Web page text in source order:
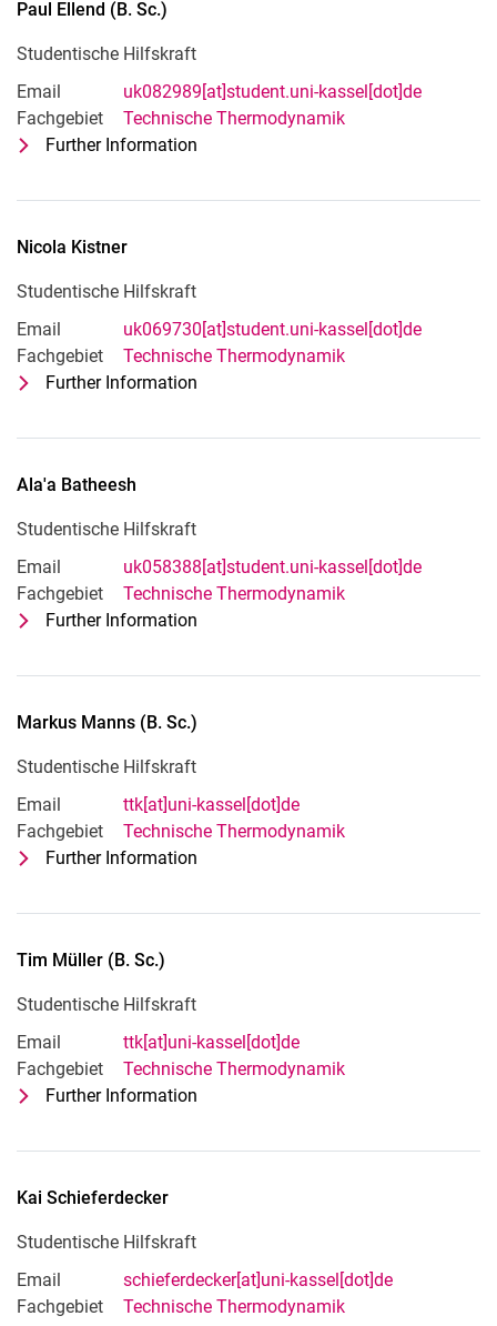
Paul Ellend (B. Sc.)
Studentische Hilfskraft
Email
uk082989[at]student.uni-kassel[dot]de
Fachgebiet
Technische Thermodynamik
Further Information
Nicola Kistner
Studentische Hilfskraft
Email
uk069730[at]student.uni-kassel[dot]de
Fachgebiet
Technische Thermodynamik
Further Information
Ala'a Batheesh
Studentische Hilfskraft
Email
uk058388[at]student.uni-kassel[dot]de
Fachgebiet
Technische Thermodynamik
Further Information
Markus Manns (B. Sc.)
Studentische Hilfskraft
Email
ttk[at]uni-kassel[dot]de
Fachgebiet
Technische Thermodynamik
Further Information
Tim Müller (B. Sc.)
Studentische Hilfskraft
Email
ttk[at]uni-kassel[dot]de
Fachgebiet
Technische Thermodynamik
Further Information
Kai Schieferdecker
Studentische Hilfskraft
Email
schieferdecker[at]uni-kassel[dot]de
Fachgebiet
Technische Thermodynamik